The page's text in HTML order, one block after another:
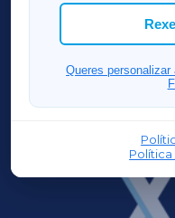
Queres